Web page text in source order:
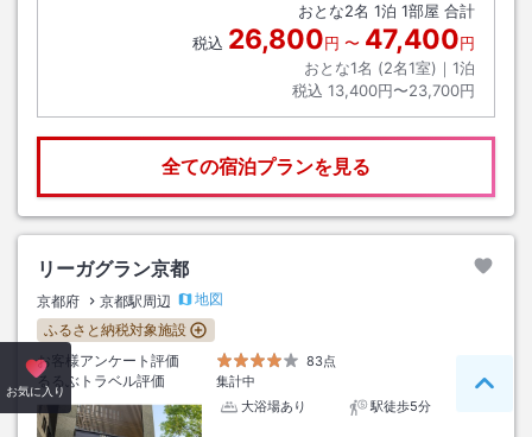
おとな2名 1泊 1部屋 合計
税込 26,800円 〜 47,400円
おとな1名 (2名1室)｜ 1泊
税込 13,400円〜23,700円
全ての宿泊プランを見る
リーガグラン京都
京都府 京都駅周辺
地図
ふるさと納税対象施設
お客様アンケート評価
83点
るるぶトラベル評価
集計中
大浴場あり
駅徒歩5分
お気に入り ペー